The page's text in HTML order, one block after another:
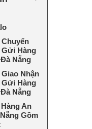
Gửi Hàng
Nẵng
Nhận
Gửi Hàng
Nẵng
An
Gồm